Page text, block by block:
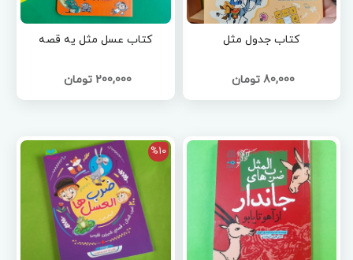
کتاب جدول مثل
80,000 تومان
کتاب عسل مثل یه قصه
200,000 تومان
%10